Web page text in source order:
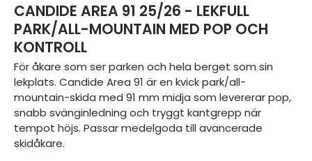
CANDIDE AREA 91 25/26 - LEKFULL
PARK/ALL-MOUNTAIN MED POP OCH
KONTROLL
För åkare som ser parken och hela berget som sin
lekplats. Candide Area 91 är en kvick park/all-
mountain-skida med 91 mm midja som levererar pop,
snabb svänginledning och tryggt kantgrepp när
tempot höjs. Passar medelgoda till avancerade
skidåkare.